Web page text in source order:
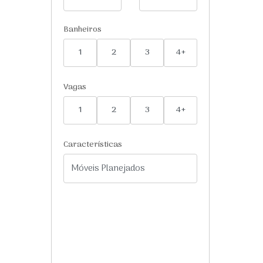
Banheiros
1
2 3 4+
Vagas
1
2 3 4+
Características